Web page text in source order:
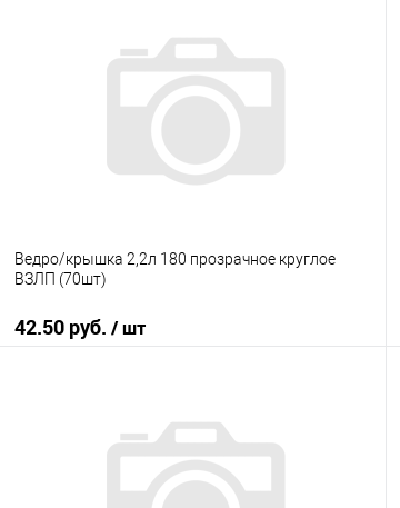
Купить в 1 клик
К сравнению
В наличии
Ведро/крышка 2,2л 180 прозрачное круглое
ВЗЛП (70шт)
42.50 руб. / шт
Купить в 1 клик
К сравнению
В наличии